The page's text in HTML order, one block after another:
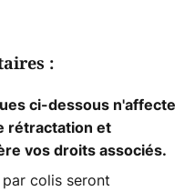
:
ci-dessous n'affecte
rétractation et
vos droits associés.
colis seront